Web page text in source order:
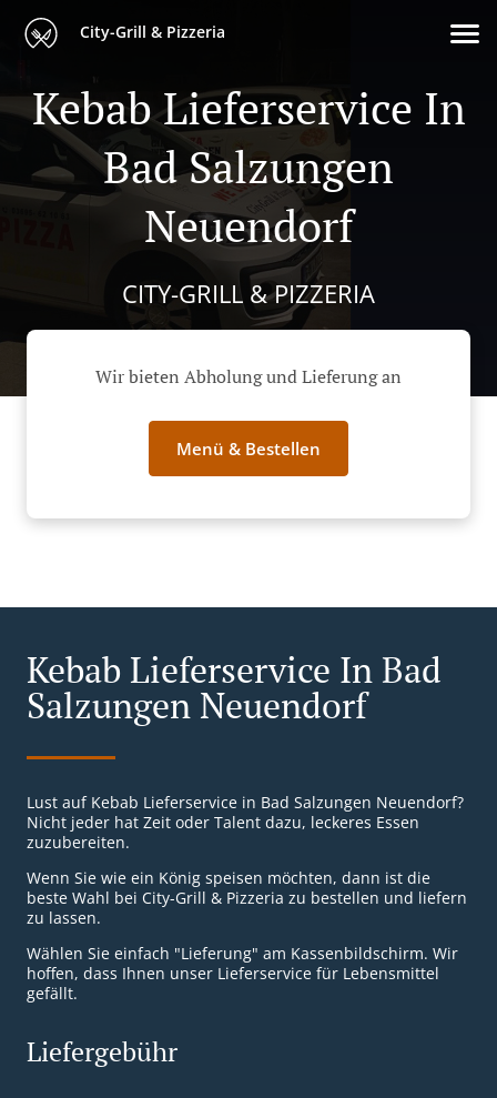
City-Grill & Pizzeria
Kebab Lieferservice In
Bad Salzungen
Neuendorf
CITY-GRILL & PIZZERIA
Wir bieten Abholung und Lieferung an
Menü & Bestellen
Kebab Lieferservice In Bad
Salzungen Neuendorf
Lust auf Kebab Lieferservice in Bad Salzungen Neuendorf?
Nicht jeder hat Zeit oder Talent dazu, leckeres Essen
zuzubereiten.
Wenn Sie wie ein König speisen möchten, dann ist die
beste Wahl bei City-Grill & Pizzeria zu bestellen und liefern
zu lassen.
Wählen Sie einfach "Lieferung" am Kassenbildschirm. Wir
hoffen, dass Ihnen unser Lieferservice für Lebensmittel
gefällt.
Liefergebühr